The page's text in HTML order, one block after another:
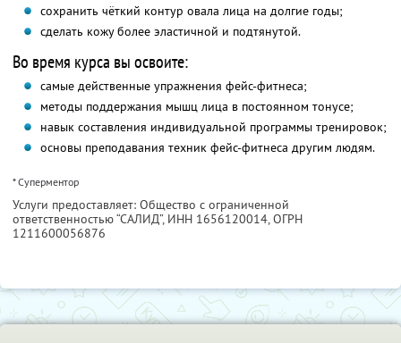
сохранить чёткий контур овала лица на долгие годы;
сделать кожу более эластичной и подтянутой.
Во время курса вы освоите:
самые действенные упражнения фейс-фитнеса;
методы поддержания мышц лица в постоянном тонусе;
навык составления индивидуальной программы тренировок;
основы преподавания техник фейс-фитнеса другим людям.
* Суперментор
Услуги предоставляет: Общество с ограниченной
ответственностью “САЛИД”, ИНН 1656120014, ОГРН
1211600056876